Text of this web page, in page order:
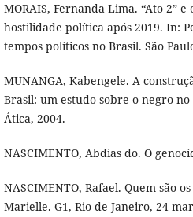
MORAIS, Fernanda Lima. “Ato 2”
hostilidade política após 2019. In:
tempos políticos no Brasil. São
MUNANGA, Kabengele. A
Brasil: um estudo sobre o negro
Ática, 2004.
NASCIMENTO, Abdias do. O
NASCIMENTO, Rafael. Quem são
Marielle. G1, Rio de Janeiro, 24